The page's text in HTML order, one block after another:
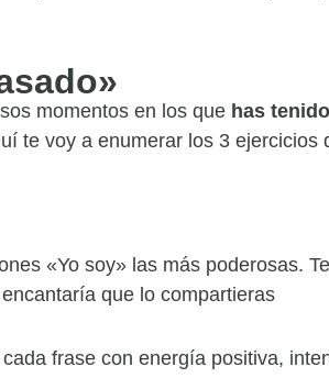
momentos en los que has tenido
te voy a enumerar los 3 ejercicios
«Yo soy» las más poderosas. Te
que lo compartieras
frase con energía positiva,